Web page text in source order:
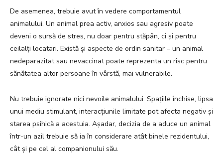
De asemenea, trebuie avut în vedere comportamentul
animalului. Un animal prea activ, anxios sau agresiv poate
deveni o sursă de stres, nu doar pentru stăpân, ci și pentru
ceilalți locatari. Există și aspecte de ordin sanitar – un animal
nedeparazitat sau nevaccinat poate reprezenta un risc pentru
sănătatea altor persoane în vârstă, mai vulnerabile.
Nu trebuie ignorate nici nevoile animalului. Spațiile închise, lipsa
unui mediu stimulant, interacțiunile limitate pot afecta negativ și
starea psihică a acestuia. Așadar, decizia de a aduce un animal
într-un azil trebuie să ia în considerare atât binele rezidentului,
cât și pe cel al companionului său.